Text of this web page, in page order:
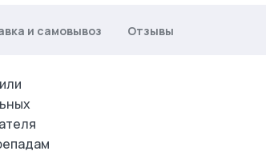
и самовывоз Отзывы